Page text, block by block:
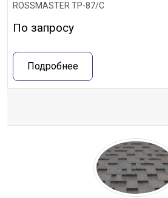
ROSSMASTER ТР-87/С
По запросу
Подробнее